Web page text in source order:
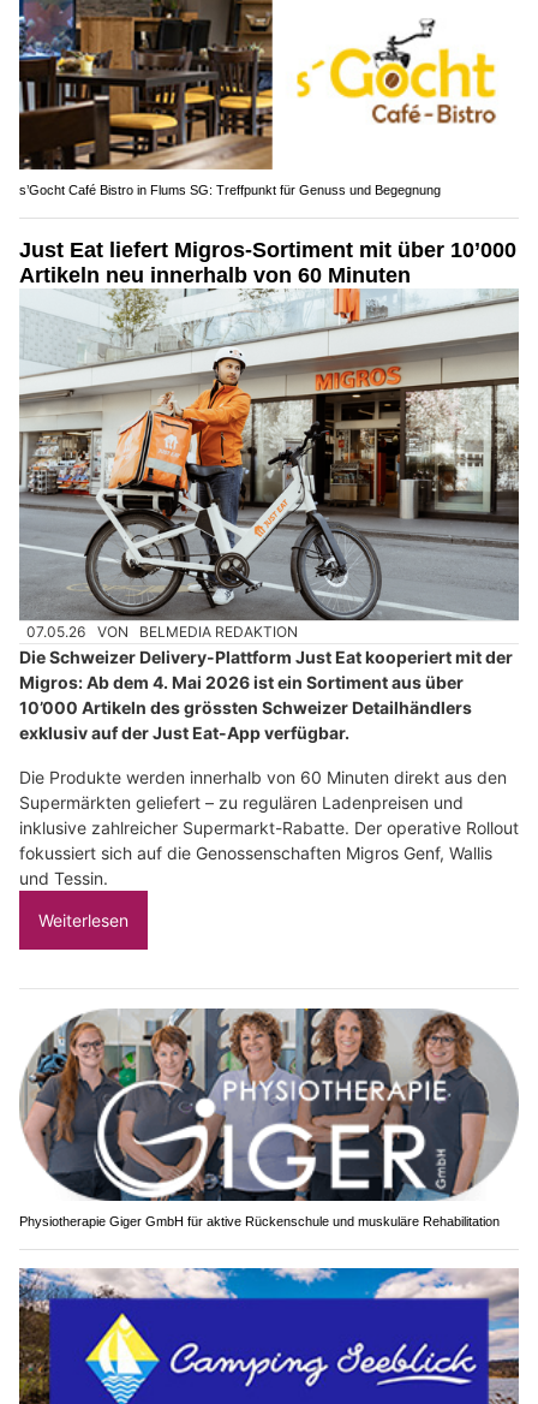
s’Gocht Café Bistro in Flums SG: Treffpunkt für Genuss und Begegnung
Just Eat liefert Migros-Sortiment mit über 10’000
Artikeln neu innerhalb von 60 Minuten
07.05.26 VON BELMEDIA REDAKTION
Die Schweizer Delivery-Plattform Just Eat kooperiert mit der
Migros: Ab dem 4. Mai 2026 ist ein Sortiment aus über
10’000 Artikeln des grössten Schweizer Detailhändlers
exklusiv auf der Just Eat-App verfügbar.
Die Produkte werden innerhalb von 60 Minuten direkt aus den
Supermärkten geliefert – zu regulären Ladenpreisen und
inklusive zahlreicher Supermarkt-Rabatte. Der operative Rollout
fokussiert sich auf die Genossenschaften Migros Genf, Wallis
und Tessin.
Weiterlesen
Physiotherapie Giger GmbH für aktive Rückenschule und muskuläre Rehabilitation